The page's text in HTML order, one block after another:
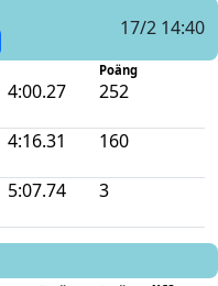
17/2 14:40
Poäng
4:00.27 252
4:16.31 160
5:07.74 3